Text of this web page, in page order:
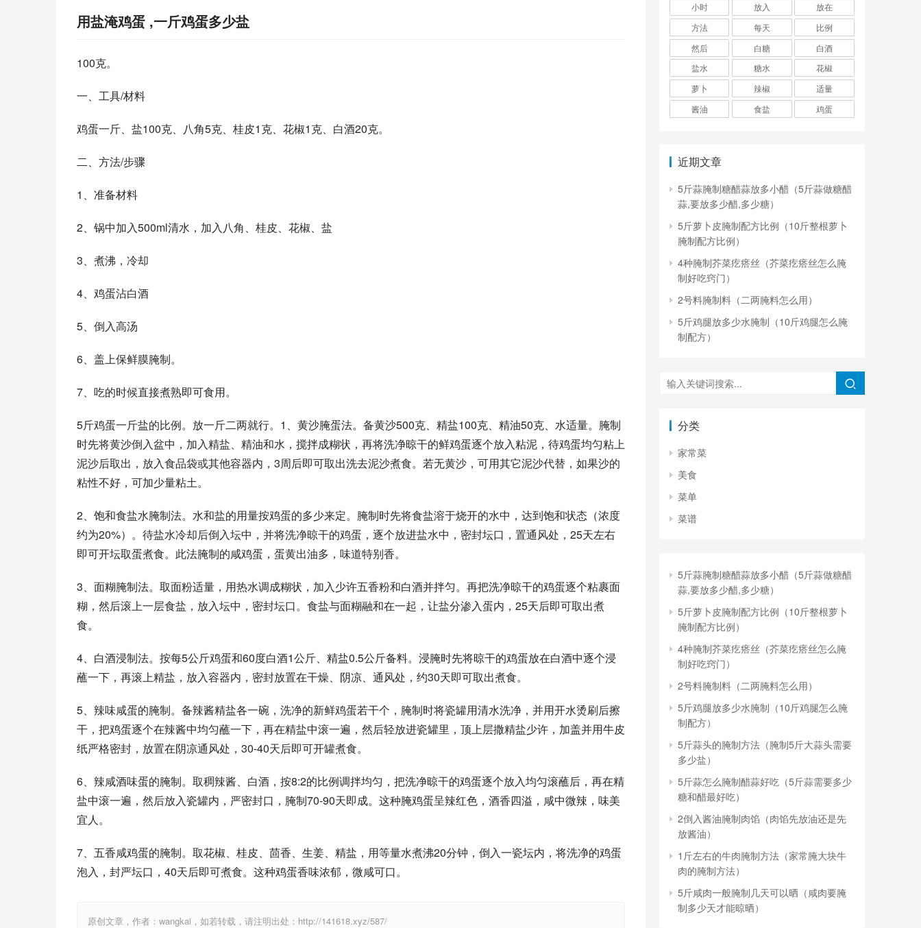
用盐淹鸡蛋 ,一斤鸡蛋多少盐
100克。
一、工具/材料
鸡蛋一斤、盐100克、八角5克、桂皮1克、花椒1克、白酒20克。
二、方法/步骤
1、准备材料
2、锅中加入500ml清水，加入八角、桂皮、花椒、盐
3、煮沸，冷却
4、鸡蛋沾白酒
5、倒入高汤
6、盖上保鲜膜腌制。
7、吃的时候直接煮熟即可食用。
5斤鸡蛋一斤盐的比例。放一斤二两就行。1、黄沙腌蛋法。备黄沙500克、精盐100克、精油50克、水适量。腌制
时先将黄沙倒入盆中，加入精盐、精油和水，搅拌成糊状，再将洗净晾干的鲜鸡蛋逐个放入粘泥，待鸡蛋均匀粘上
泥沙后取出，放入食品袋或其他容器内，3周后即可取出洗去泥沙煮食。若无黄沙，可用其它泥沙代替，如果沙的
粘性不好，可加少量粘土。
2、饱和食盐水腌制法。水和盐的用量按鸡蛋的多少来定。腌制时先将食盐溶于烧开的水中，达到饱和状态（浓度
约为20%）。待盐水冷却后倒入坛中，并将洗净晾干的鸡蛋，逐个放进盐水中，密封坛口，置通风处，25天左右
即可开坛取蛋煮食。此法腌制的咸鸡蛋，蛋黄出油多，味道特别香。
3、面糊腌制法。取面粉适量，用热水调成糊状，加入少许五香粉和白酒并拌匀。再把洗净晾干的鸡蛋逐个粘裹面
糊，然后滚上一层食盐，放入坛中，密封坛口。食盐与面糊融和在一起，让盐分渗入蛋内，25天后即可取出煮
食。
4、白酒浸制法。按每5公斤鸡蛋和60度白酒1公斤、精盐0.5公斤备料。浸腌时先将晾干的鸡蛋放在白酒中逐个浸
蘸一下，再滚上精盐，放入容器内，密封放置在干燥、阴凉、通风处，约30天即可取出煮食。
5、辣味咸蛋的腌制。备辣酱精盐各一碗，洗净的新鲜鸡蛋若干个，腌制时将瓷罐用清水洗净，并用开水烫刷后擦
干，把鸡蛋逐个在辣酱中均匀蘸一下，再在精盐中滚一遍，然后轻放进瓷罐里，顶上层撒精盐少许，加盖并用牛皮
纸严格密封，放置在阴凉通风处，30-40天后即可开罐煮食。
6、辣咸酒味蛋的腌制。取稠辣酱、白酒，按8:2的比例调拌均匀，把洗净晾干的鸡蛋逐个放入均匀滚蘸后，再在精
盐中滚一遍，然后放入瓷罐内，严密封口，腌制70-90天即成。这种腌鸡蛋呈辣红色，酒香四溢，咸中微辣，味美
宜人。
7、五香咸鸡蛋的腌制。取花椒、桂皮、茴香、生姜、精盐，用等量水煮沸20分钟，倒入一瓷坛内，将洗净的鸡蛋
泡入，封严坛口，40天后即可煮食。这种鸡蛋香味浓郁，微咸可口。
原创文章，作者：wangkai，如若转载，请注明出处：http://141618.xyz/587/
小时
放入
放在
方法
每天
比例
然后
白糖
白酒
盐水
糖水
花椒
萝卜
辣椒
适量
酱油
食盐 鸡蛋
近期文章
5斤蒜腌制糖醋蒜放多小醋（5斤蒜做糖醋
蒜,要放多少醋,多少糖）
5斤萝卜皮腌制配方比例（10斤整根萝卜
腌制配方比例）
4种腌制芥菜疙瘩丝（芥菜疙瘩丝怎么腌
制好吃窍门）
2号料腌制料（二两腌料怎么用）
5斤鸡腿放多少水腌制（10斤鸡腿怎么腌
制配方）
分类
家常菜
美食
菜单
菜谱
5斤蒜腌制糖醋蒜放多小醋（5斤蒜做糖醋
蒜,要放多少醋,多少糖）
5斤萝卜皮腌制配方比例（10斤整根萝卜
腌制配方比例）
4种腌制芥菜疙瘩丝（芥菜疙瘩丝怎么腌
制好吃窍门）
2号料腌制料（二两腌料怎么用）
5斤鸡腿放多少水腌制（10斤鸡腿怎么腌
制配方）
5斤蒜头的腌制方法（腌制5斤大蒜头需要
多少盐）
5斤蒜怎么腌制醋蒜好吃（5斤蒜需要多少
糖和醋最好吃）
2倒入酱油腌制肉馅（肉馅先放油还是先
放酱油）
1斤左右的牛肉腌制方法（家常腌大块牛
肉的腌制方法）
5斤咸肉一般腌制几天可以晒（咸肉要腌
制多少天才能晾晒）